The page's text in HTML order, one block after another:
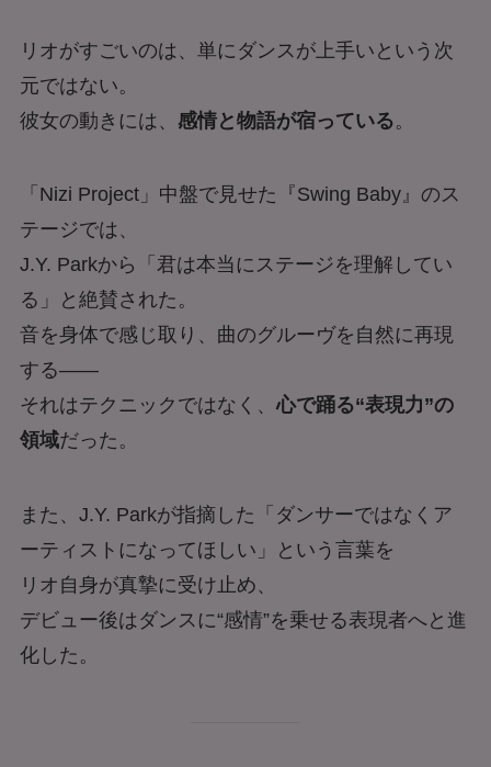
リオがすごいのは、単にダンスが上手いという次
元ではない。
彼女の動きには、 感情と物語が宿っている。
「Nizi Project」中盤で見せた『Swing Baby』のス
テージでは、
J.Y. Parkから「君は本当にステージを理解してい
る」と絶賛された。
音を身体で感じ取り、曲のグルーヴを自然に再現
する——
それはテクニックではなく、心で踊る“表現力”の
領域だった。
また、J.Y. Parkが指摘した「ダンサーではなくア
ーティストになってほしい」という言葉を
リオ自身が真摯に受け止め、
デビュー後はダンスに“感情”を乗せる表現者へと進
化した。